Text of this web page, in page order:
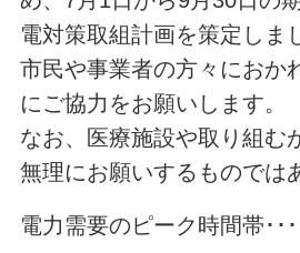
電対策取組計画を策定しま
市民や事業者の方々におか
にご協力をお願いします。
なお、医療施設や取り組む
無理にお願いするものでは
電力需要のピーク時間帯･･